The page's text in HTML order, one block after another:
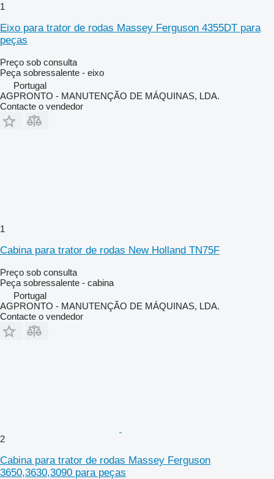
1
Eixo para trator de rodas Massey Ferguson 4355DT para
peças
Preço sob consulta
Peça sobressalente - eixo
Portugal
AGPRONTO - MANUTENÇÃO DE MÁQUINAS, LDA.
Contacte o vendedor
1
Cabina para trator de rodas New Holland TN75F
Preço sob consulta
Peça sobressalente - cabina
Portugal
AGPRONTO - MANUTENÇÃO DE MÁQUINAS, LDA.
Contacte o vendedor
2
Cabina para trator de rodas Massey Ferguson
3650,3630,3090 para peças